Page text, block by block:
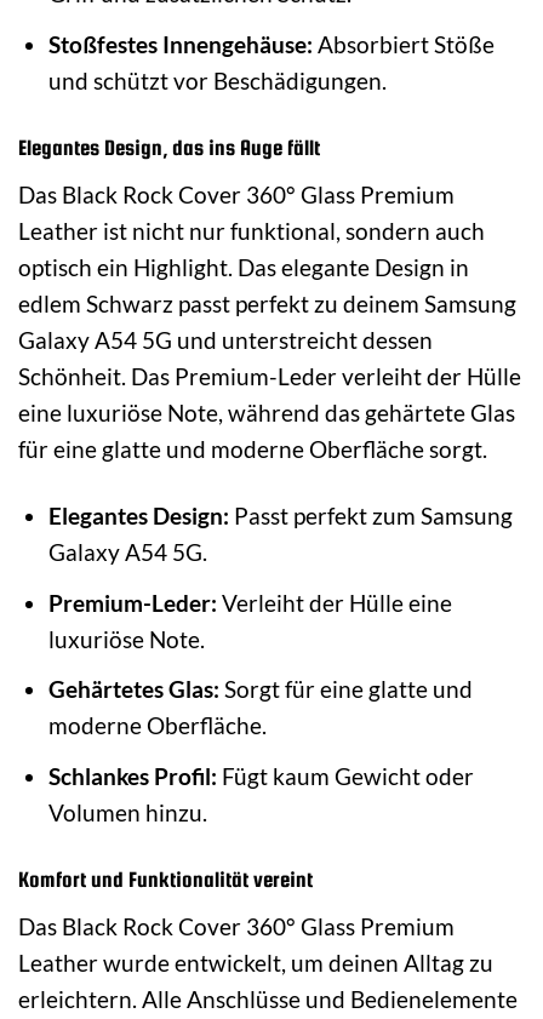
Stoßfestes Innengehäuse: Absorbiert Stöße
und schützt vor Beschädigungen.
Elegantes Design, das ins Auge fällt
Das Black Rock Cover 360° Glass Premium
Leather ist nicht nur funktional, sondern auch
optisch ein Highlight. Das elegante Design in
edlem Schwarz passt perfekt zu deinem Samsung
Galaxy A54 5G und unterstreicht dessen
Schönheit. Das Premium-Leder verleiht der Hülle
eine luxuriöse Note, während das gehärtete Glas
für eine glatte und moderne Oberfläche sorgt.
Elegantes Design: Passt perfekt zum Samsung
Galaxy A54 5G.
Premium-Leder: Verleiht der Hülle eine
luxuriöse Note.
Gehärtetes Glas: Sorgt für eine glatte und
moderne Oberfläche.
Schlankes Profil: Fügt kaum Gewicht oder
Volumen hinzu.
Komfort und Funktionalität vereint
Das Black Rock Cover 360° Glass Premium
Leather wurde entwickelt, um deinen Alltag zu
erleichtern. Alle Anschlüsse und Bedienelemente